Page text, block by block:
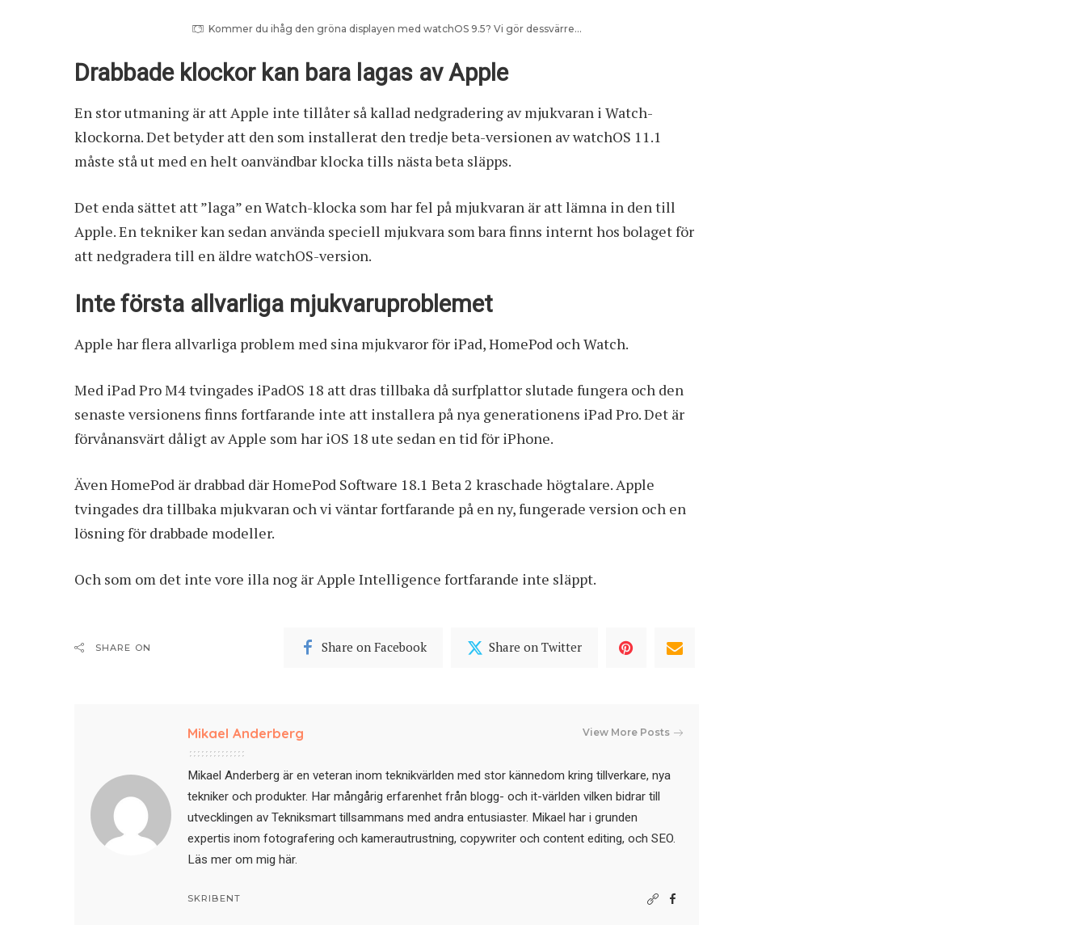
Kommer du ihåg den gröna displayen med watchOS 9.5? Vi gör dessvärre…
Drabbade klockor kan bara lagas av Apple
En stor utmaning är att Apple inte tillåter så kallad nedgradering av mjukvaran i Watch-
klockorna. Det betyder att den som installerat den tredje beta-versionen av watchOS 11.1
måste stå ut med en helt oanvändbar klocka tills nästa beta släpps.
Det enda sättet att ”laga” en Watch-klocka som har fel på mjukvaran är att lämna in den till
Apple. En tekniker kan sedan använda speciell mjukvara som bara finns internt hos bolaget för
att nedgradera till en äldre watchOS-version.
Inte första allvarliga mjukvaruproblemet
Apple har flera allvarliga problem med sina mjukvaror för iPad, HomePod och Watch.
Med iPad Pro M4 tvingades iPadOS 18 att dras tillbaka då surfplattor slutade fungera och den
senaste versionens finns fortfarande inte att installera på nya generationens iPad Pro. Det är
förvånansvärt dåligt av Apple som har iOS 18 ute sedan en tid för iPhone.
Även HomePod är drabbad där HomePod Software 18.1 Beta 2 kraschade högtalare. Apple
tvingades dra tillbaka mjukvaran och vi väntar fortfarande på en ny, fungerade version och en
lösning för drabbade modeller.
Och som om det inte vore illa nog är Apple Intelligence fortfarande inte släppt.
SHARE ON Share on Facebook Share on Twitter
Mikael Anderberg View More Posts
Mikael Anderberg är en veteran inom teknikvärlden med stor kännedom kring tillverkare, nya
tekniker och produkter. Har mångårig erfarenhet från blogg- och it-världen vilken bidrar till
utvecklingen av Tekniksmart tillsammans med andra entusiaster. Mikael har i grunden
expertis inom fotografering och kamerautrustning, copywriter och content editing, och SEO.
Läs mer om mig här.
SKRIBENT